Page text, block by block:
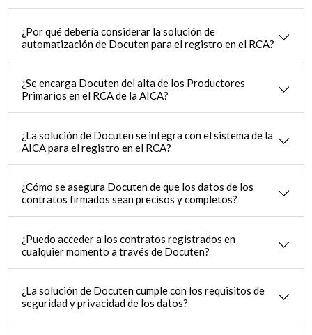
¿Por qué debería considerar la solución de
automatización de Docuten para el registro en el RCA?
¿Se encarga Docuten del alta de los Productores
Primarios en el RCA de la AICA?
¿La solución de Docuten se integra con el sistema de la
AICA para el registro en el RCA?
¿Cómo se asegura Docuten de que los datos de los
contratos firmados sean precisos y completos?
¿Puedo acceder a los contratos registrados en
cualquier momento a través de Docuten?
¿La solución de Docuten cumple con los requisitos de
seguridad y privacidad de los datos?